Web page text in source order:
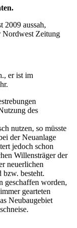
2009 aussah,
Nordwest Zeitung
er ist im
des
nutzen, so müsste
der Neuanlage
jedoch schon
Willensträger der
neuerlichen
bzw. besteht.
geschaffen worden,
gearteten
Neubaugebiet